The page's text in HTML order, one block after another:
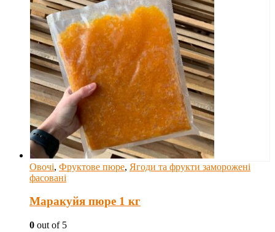
Овочі, Фруктове пюре, Ягоди та фрукти заморожені
фасовані
Маракуйя пюре 1 кг
0 out of 5